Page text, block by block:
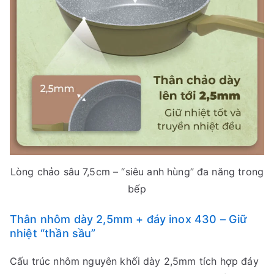
Lòng chảo sâu 7,5cm – “siêu anh hùng” đa năng trong
bếp
Thân nhôm dày 2,5mm + đáy inox 430 – Giữ
nhiệt “thần sầu”
Cấu trúc nhôm nguyên khối dày 2,5mm tích hợp đáy